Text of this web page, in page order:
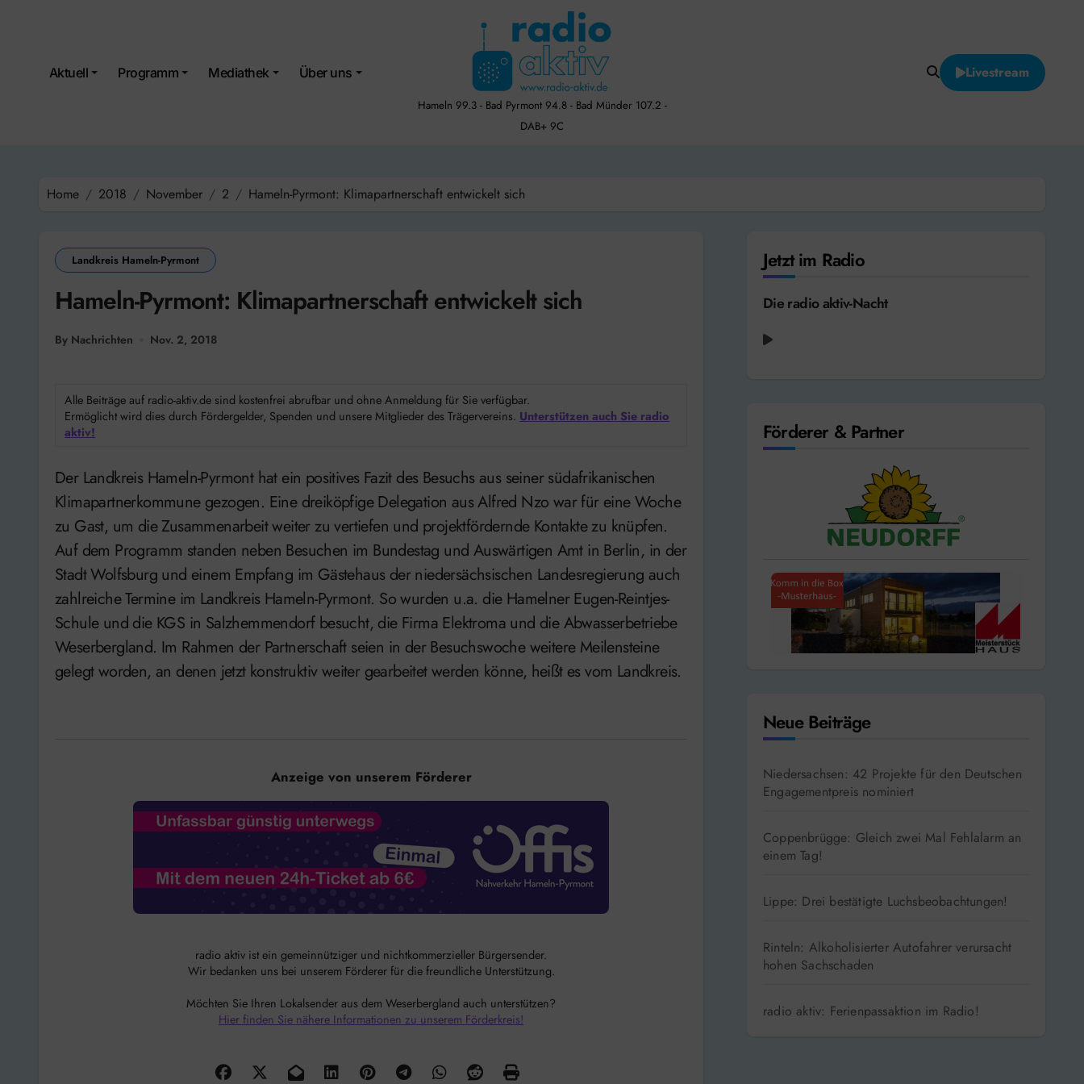
Aktuell Programm Mediathek Über uns
Hameln 99.3 - Bad Pyrmont 94.8 - Bad Münder 107.2 -
DAB+ 9C
Livestream
Home 2018 November 2 Hameln-Pyrmont: Klimapartnerschaft entwickelt sich
Landkreis Hameln-Pyrmont
Hameln-Pyrmont: Klimapartnerschaft entwickelt sich
By Nachrichten Nov. 2, 2018
Alle Beiträge auf radio-aktiv.de sind kostenfrei abrufbar und ohne Anmeldung für Sie verfügbar.
Ermöglicht wird dies durch Fördergelder, Spenden und unsere Mitglieder des Trägervereins. Unterstützen auch Sie radio
aktiv!
Der Landkreis Hameln-Pyrmont hat ein positives Fazit des Besuchs aus seiner südafrikanischen
Klimapartnerkommune gezogen. Eine dreiköpfige Delegation aus Alfred Nzo war für eine Woche
zu Gast, um die Zusammenarbeit weiter zu vertiefen und projektfördernde Kontakte zu knüpfen.
Auf dem Programm standen neben Besuchen im Bundestag und Auswärtigen Amt in Berlin, in der
Stadt Wolfsburg und einem Empfang im Gästehaus der niedersächsischen Landesregierung auch
zahlreiche Termine im Landkreis Hameln-Pyrmont. So wurden u.a. die Hamelner Eugen-Reintjes-
Schule und die KGS in Salzhemmendorf besucht, die Firma Elektroma und die Abwasserbetriebe
Weserbergland. Im Rahmen der Partnerschaft seien in der Besuchswoche weitere Meilensteine
gelegt worden, an denen jetzt konstruktiv weiter gearbeitet werden könne, heißt es vom Landkreis.
Anzeige von unserem Förderer
radio aktiv ist ein gemeinnütziger und nichtkommerzieller Bürgersender.
Wir bedanken uns bei unserem Förderer für die freundliche Unterstützung.
Möchten Sie Ihren Lokalsender aus dem Weserbergland auch unterstützen?
Hier finden Sie nähere Informationen zu unserem Förderkreis!
Jetzt im Radio
Die radio aktiv-Nacht
Förderer & Partner
Neue Beiträge
Niedersachsen: 42 Projekte für den Deutschen
Engagementpreis nominiert
Coppenbrügge: Gleich zwei Mal Fehlalarm an
einem Tag!
Lippe: Drei bestätigte Luchsbeobachtungen!
Rinteln: Alkoholisierter Autofahrer verursacht
hohen Sachschaden
radio aktiv: Ferienpassaktion im Radio!